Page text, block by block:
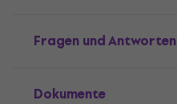
Fragen und Antworten
Dokumente